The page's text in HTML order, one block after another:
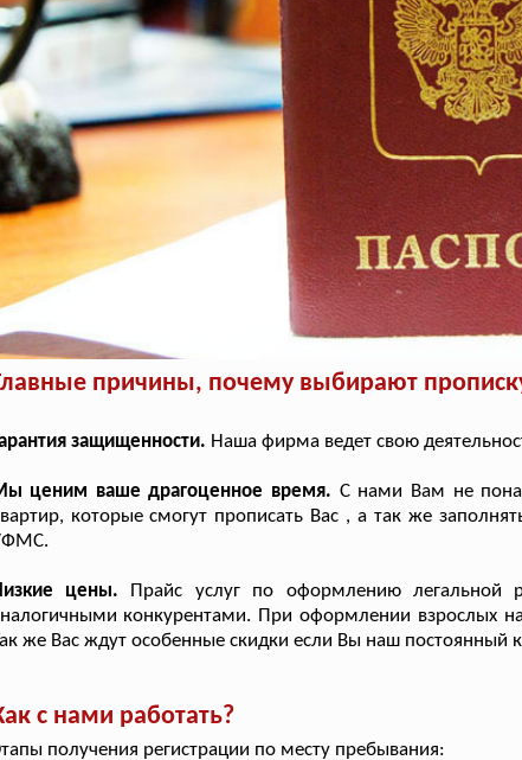
причины, почему выбирают
защищенности. Наша фирма ведет свою
ценим ваше драгоценное время. С нами Вам не
которые смогут прописать Вас , а так же
цены. Прайс услуг по оформлению легальной
конкурентами. При оформлении взрослых
же Вас ждут особенные скидки если Вы наш постоянный
с нами работать?
получения регистрации по месту пребывания: